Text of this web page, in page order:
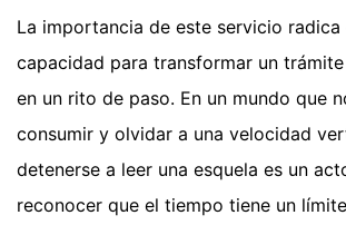
La importancia de este servicio radica
capacidad para transformar un
en un rito de paso. En un mundo que
consumir y olvidar a una velocidad
detenerse a leer una esquela es un
reconocer que el tiempo tiene un